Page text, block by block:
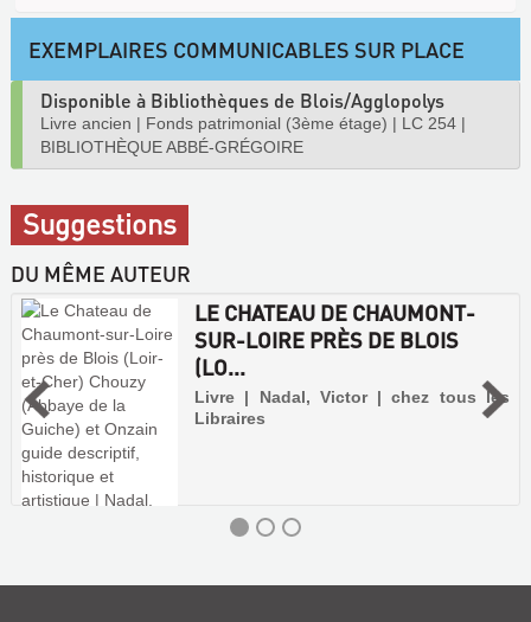
EXEMPLAIRES COMMUNICABLES SUR PLACE
Disponible à Bibliothèques de Blois/Agglopolys
Livre ancien | Fonds patrimonial (3ème étage) | LC 254 |
BIBLIOTHÈQUE ABBÉ-GRÉGOIRE
Suggestions
DU MÊME AUTEUR
LE CHATEAU DE CHAUMONT-
SUR-LOIRE PRÈS DE BLOIS
(LO...
Livre | Nadal, Victor | chez tous les
Libraires